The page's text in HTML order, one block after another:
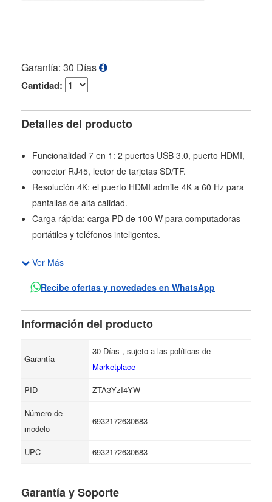
Garantía: 30 Días
Cantidad:
Detalles del producto
Funcionalidad 7 en 1: 2 puertos USB 3.0, puerto HDMI,
conector RJ45, lector de tarjetas SD/TF.
Resolución 4K: el puerto HDMI admite 4K a 60 Hz para
pantallas de alta calidad.
Carga rápida: carga PD de 100 W para computadoras
portátiles y teléfonos inteligentes.
Ver Más
Recibe ofertas y novedades en WhatsApp
Información del producto
Garantía
30 Días , sujeto a las políticas de
Marketplace
PID
ZTA3YzI4YW
Número de
modelo
6932172630683
UPC 6932172630683
Garantía y Soporte